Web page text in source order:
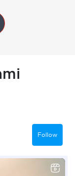
Follow